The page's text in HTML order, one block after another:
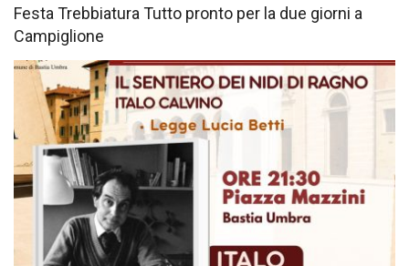
Festa Trebbiatura Tutto pronto per la due giorni a
Campiglione